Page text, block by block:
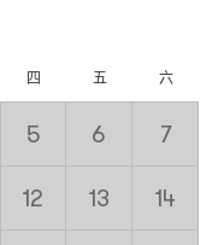
四 五 六
5 6 7
12 13 14